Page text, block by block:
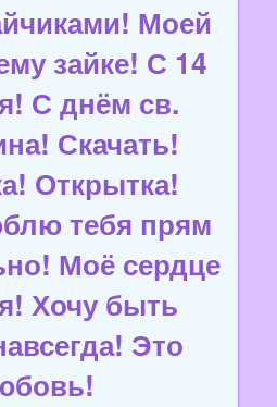
Моей
зайке! С 14
С днём св.
Скачать!
Открытка!
тебя прям
Моё сердце
Хочу быть
Это